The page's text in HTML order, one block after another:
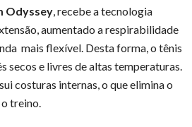
Odyssey, recebe a tecnologia
aumentado a respirabilidade
mais flexível. Desta forma, o tênis
secos e livres de altas temperaturas.
costuras internas, o que elimina o
treino.